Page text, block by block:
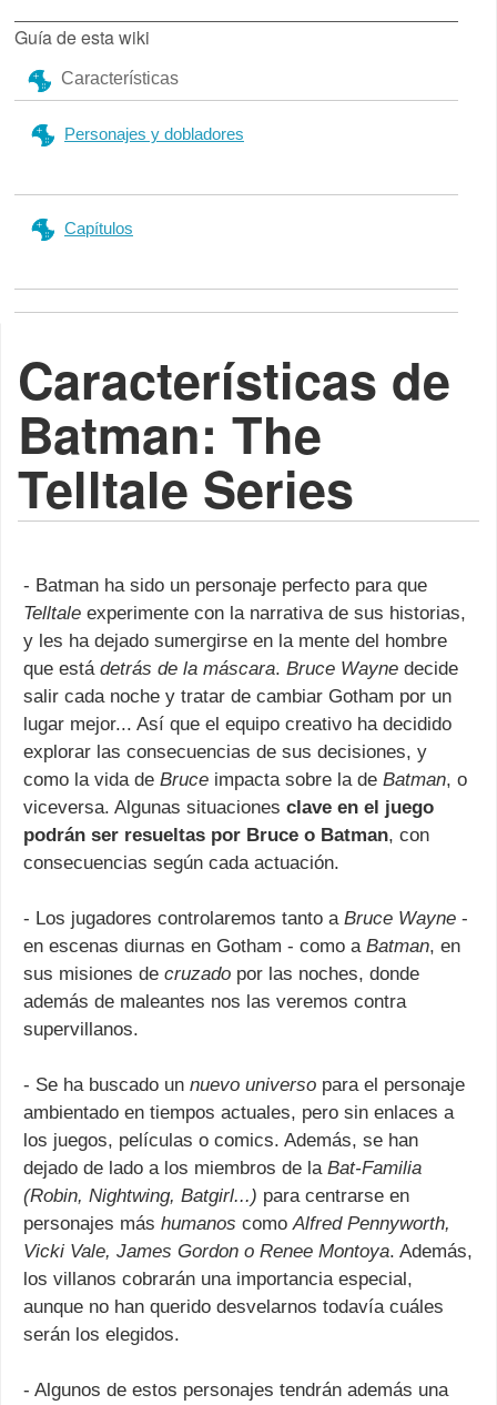
Guía de esta wiki
Características
Personajes y dobladores
Capítulos
Características de
Batman: The
Telltale Series
- Batman ha sido un personaje perfecto para que
Telltale experimente con la narrativa de sus historias,
y les ha dejado sumergirse en la mente del hombre
que está detrás de la máscara. Bruce Wayne decide
salir cada noche y tratar de cambiar Gotham por un
lugar mejor... Así que el equipo creativo ha decidido
explorar las consecuencias de sus decisiones, y
como la vida de Bruce impacta sobre la de Batman, o
viceversa. Algunas situaciones clave en el juego
podrán ser resueltas por Bruce o Batman, con
consecuencias según cada actuación.
- Los jugadores controlaremos tanto a Bruce Wayne -
en escenas diurnas en Gotham - como a Batman, en
sus misiones de cruzado por las noches, donde
además de maleantes nos las veremos contra
supervillanos.
- Se ha buscado un nuevo universo para el personaje
ambientado en tiempos actuales, pero sin enlaces a
los juegos, películas o comics. Además, se han
dejado de lado a los miembros de la Bat-Familia
(Robin, Nightwing, Batgirl...) para centrarse en
personajes más humanos como Alfred Pennyworth,
Vicki Vale, James Gordon o Renee Montoya. Además,
los villanos cobrarán una importancia especial,
aunque no han querido desvelarnos todavía cuáles
serán los elegidos.
- Algunos de estos personajes tendrán además una